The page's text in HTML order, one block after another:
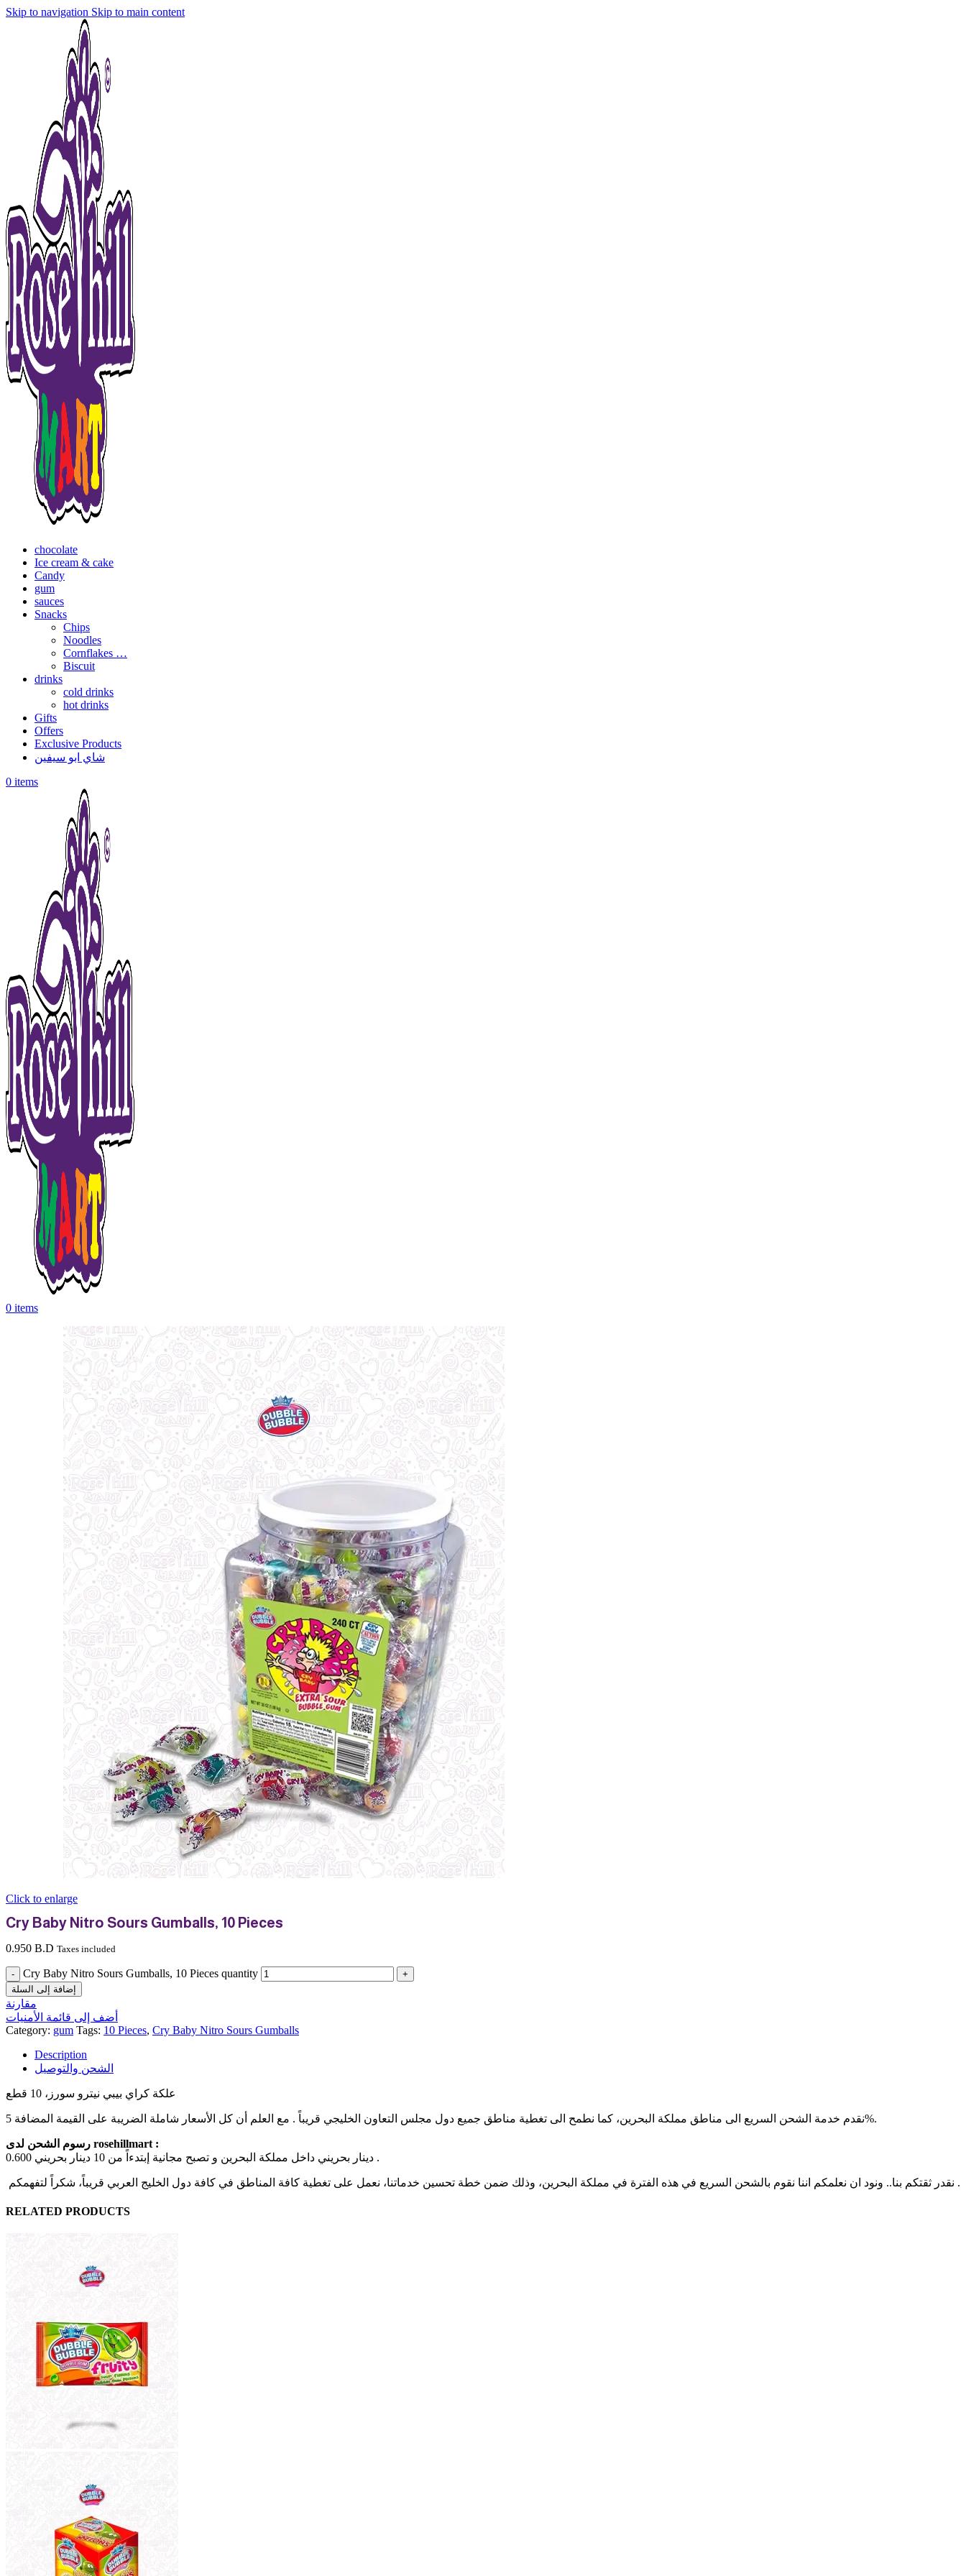
Skip to navigation Skip to main content
chocolate
Ice cream & cake
Candy
gum
sauces
Snacks
Chips
Noodles
Cornflakes …
Biscuit
drinks
cold drinks
hot drinks
Gifts
Offers
Exclusive Products
شاي ابو سيفين
0 items
0 items
Click to enlarge
Cry Baby Nitro Sours Gumballs, 10 Pieces
0.950 B.D Taxes included
Cry Baby Nitro Sours Gumballs, 10 Pieces quantity
إضافة إلى السلة
مقارنة
أضف إلى قائمة الأمنيات
Category: gum Tags: 10 Pieces, Cry Baby Nitro Sours Gumballs
Description
الشحن والتوصيل
علكة كراي بيبي نيترو سورز، 10 قطع
نقدم خدمة الشحن السريع الى مناطق مملكة البحرين، كما نطمح الى تغطية مناطق جميع دول مجلس التعاون الخليجي قريباً . مع العلم أن كل الأسعار شاملة الضريبة على القيمة المضافة 5%.
رسوم الشحن لدى rosehillmart :
0.600 دينار بحريني داخل مملكة البحرين و تصبح مجانية إبتدءاً من 10 دينار بحريني .
نقدر ثقتكم بنا.. ونود ان نعلمكم اننا نقوم بالشحن السريع في هذه الفترة في مملكة البحرين، وذلك ضمن خطة تحسين خدماتنا، نعمل على تغطية كافة المناطق في كافة دول الخليج العربي قريباً، شكراً لتفهمكم .
RELATED PRODUCTS